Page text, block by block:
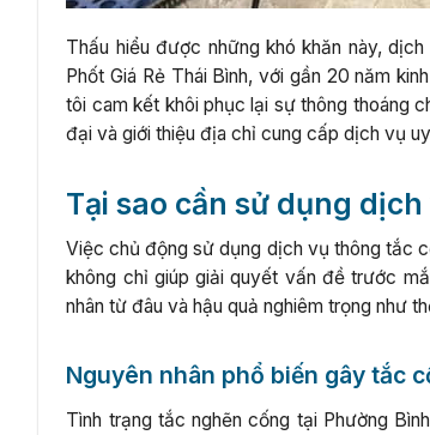
Thấu hiểu được những khó khăn này,
Phốt Giá Rẻ Thái Bình, với gần 20 năm
tôi cam kết khôi phục lại sự thông thoáng
đại và giới thiệu địa chỉ cung cấp dịch vụ
Tại sao cần sử dụng
Việc chủ động sử dụng dịch vụ thông tắc
không chỉ giúp giải quyết vấn đề trước
nhân từ đâu và hậu quả nghiêm trọng như
Nguyên nhân phổ biến gây tắc
Tình trạng tắc nghẽn cống tại Phường